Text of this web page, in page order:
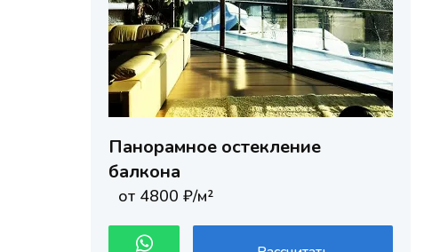
Панорамное остекление
балкона
от 4800 ₽/м²